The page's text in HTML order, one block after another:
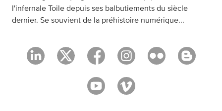
l'infernale Toile depuis ses balbutiements du siècle
dernier. Se souvient de la préhistoire numérique...